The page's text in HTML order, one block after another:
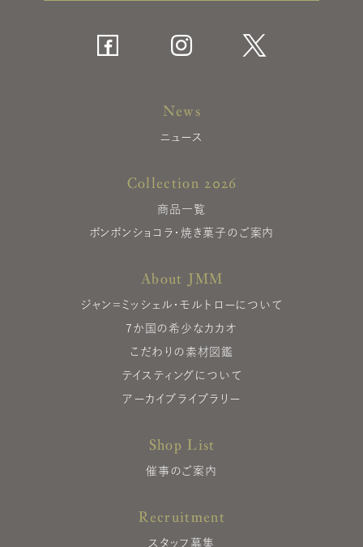
News
ニュース
Collection 2026
商品一覧
ボンボンショコラ・焼き菓子のご案内
About JMM
ジャン＝ミッシェル・モルトローについて
7か国の希少なカカオ
こだわりの素材図鑑
テイスティングについて
アーカイブライブラリー
Shop List
催事のご案内
Recruitment
スタッフ募集